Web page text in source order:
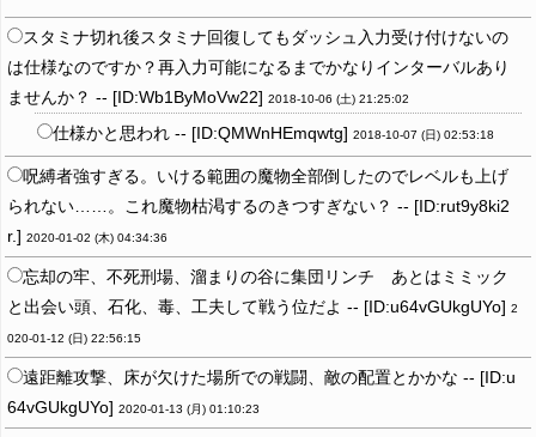
スタミナ切れ後スタミナ回復してもダッシュ入力受け付けないの
は仕様なのですか？再入力可能になるまでかなりインターバルあり
ませんか？ -- [ID:Wb1ByMoVw22] 2018-10-06 (土) 21:25:02
仕様かと思われ -- [ID:QMWnHEmqwtg] 2018-10-07 (日) 02:53:18
呪縛者強すぎる。いける範囲の魔物全部倒したのでレベルも上げ
られない……。これ魔物枯渇するのきつすぎない？ -- [ID:rut9y8ki2
r.] 2020-01-02 (木) 04:34:36
忘却の牢、不死刑場、溜まりの谷に集団リンチ あとはミミック
と出会い頭、石化、毒、工夫して戦う位だよ -- [ID:u64vGUkgUYo] 2
020-01-12 (日) 22:56:15
遠距離攻撃、床が欠けた場所での戦闘、敵の配置とかかな -- [ID:u
64vGUkgUYo] 2020-01-13 (月) 01:10:23